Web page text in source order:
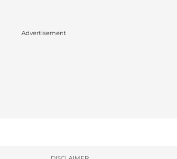
Advertisement